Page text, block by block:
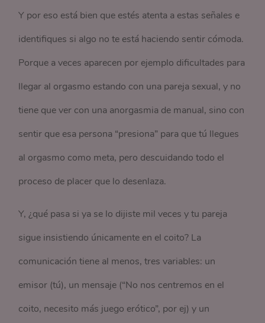
Y por eso está bien que estés atenta a estas señales e
identifiques si algo no te está haciendo sentir cómoda.
Porque a veces aparecen por ejemplo dificultades para
llegar al orgasmo estando con una pareja sexual, y no
tiene que ver con una anorgasmia de manual, sino con
sentir que esa persona “presiona” para que tú llegues
al orgasmo como meta, pero descuidando todo el
proceso de placer que lo desenlaza.
Y, ¿qué pasa si ya se lo dijiste mil veces y tu pareja
sigue insistiendo únicamente en el coito? La
comunicación tiene al menos, tres variables: un
emisor (tú), un mensaje (“No nos centremos en el
coito, necesito más juego erótico”, por ej) y un